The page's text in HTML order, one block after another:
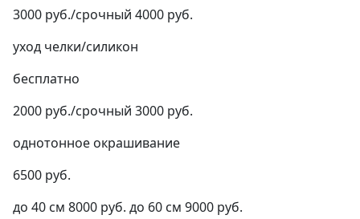
3000 руб./срочный 4000 руб.
уход челки/силикон
бесплатно
2000 руб./срочный 3000 руб.
однотонное окрашивание
6500 руб.
до 40 см 8000 руб. до 60 см 9000 руб.